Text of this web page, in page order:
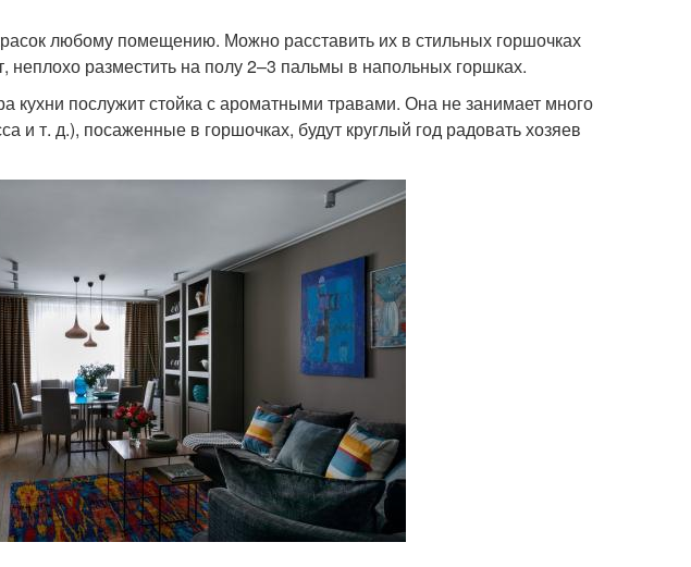
любому помещению. Можно расставить их в стильных горшочках
неплохо разместить на полу 2–3 пальмы в напольных горшках.
кухни послужит стойка с ароматными травами. Она не занимает много
и т. д.), посаженные в горшочках, будут круглый год радовать хозяев